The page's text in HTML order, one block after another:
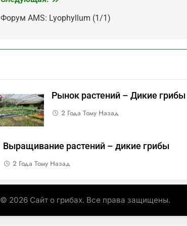
Форум AMS: Lyophyllum (1/1)
Рынок растений – Дикие грибы
2 Года Тому Назад
Выращивание растений – дикие грибы
2 Года Тому Назад
© 2026 Сайт о грибах. Все права защищены.